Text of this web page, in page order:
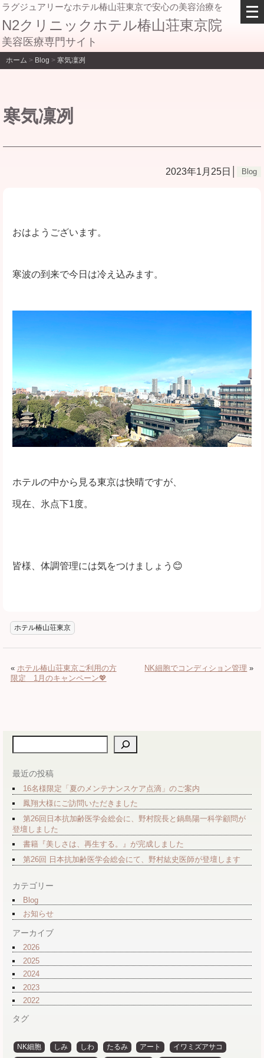
ラグジュアリーなホテル椿山荘東京で安心の美容治療を
N2クリニックホテル椿山荘東京院
美容医療専門サイト
ホーム > Blog > 寒気凜冽
寒気凜冽
2023年1月25日│ Blog
おはようございます。
寒波の到来で今日は冷え込みます。
ホテルの中から見る東京は快晴ですが、
現在、氷点下1度。
皆様、体調管理には気をつけましょう😊
ホテル椿山荘東京
« ホテル椿山荘東京ご利用の方
限定 1月のキャンペーン💖
NK細胞でコンディション管理 »
最近の投稿
16名様限定「夏のメンテナンスケア点滴」のご案内
鳳翔大様にご訪問いただきました
第26回日本抗加齢医学会総会に、野村院長と鍋島陽一科学顧問が
登壇しました
書籍『美しさは、再生する。』が完成しました
第26回 日本抗加齢医学会総会にて、野村紘史医師が登壇します
カテゴリー
Blog
お知らせ
アーカイブ
2026
2025
2024
2023
2022
タグ
NK細胞 しみ しわ たるみ アート イワミズアサコ
メ
ニ
を
開